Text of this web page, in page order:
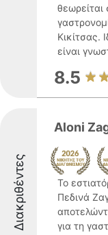
Κικίτσας.
είναι
8.5
Διακριθέντες
Aloni
Το
Πεδινά
για τη